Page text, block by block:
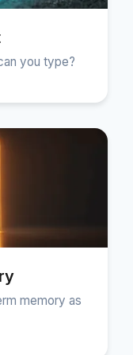
you type?
memory as